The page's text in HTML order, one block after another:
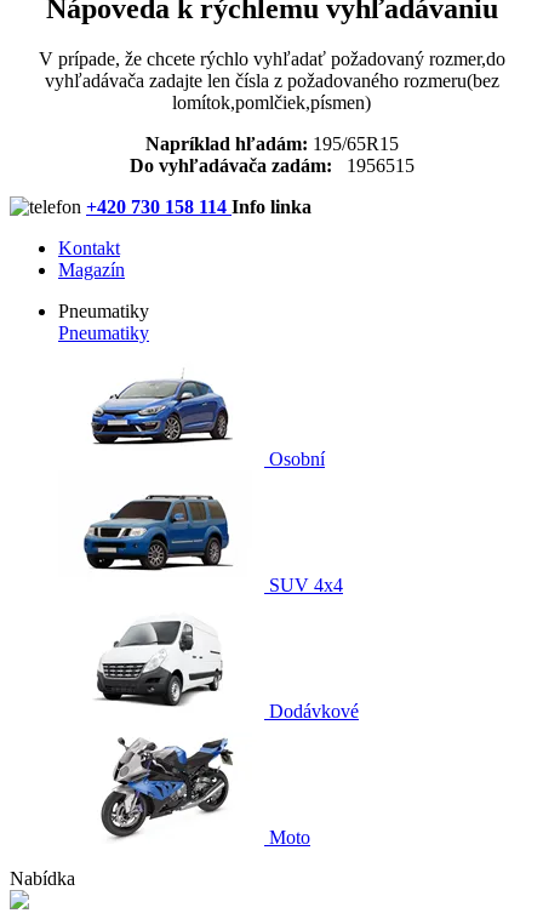
Nápoveda k rýchlemu vyhľadávaniu
V prípade, že chcete rýchlo vyhľadať požadovaný rozmer,do
vyhľadávača zadajte len čísla z požadovaného rozmeru(bez
lomítok,pomlčiek,písmen)
Napríklad hľadám: 195/65R15
Do vyhľadávača zadám: 1956515
+420 730 158 114 Info linka
Kontakt
Magazín
Pneumatiky
Pneumatiky
Osobní
SUV 4x4
Dodávkové
Moto
Nabídka